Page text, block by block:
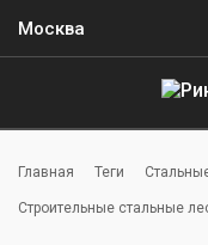
Москва
Главная Теги
Строительные стальные